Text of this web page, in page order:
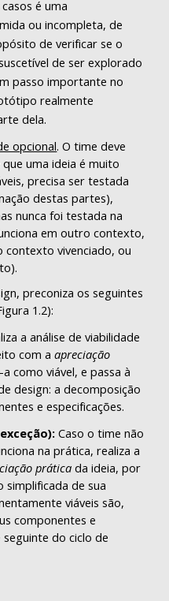
é uma
ou incompleta, de
de verificar se o
de ser explorado
passo importante no
realmente
dela.
opcional. O time deve
uma ideia é muito
precisa ser testada
destas partes),
nunca foi testada na
em outro contexto,
contexto vivenciado, ou
preconiza os seguintes
1.2):
a análise de viabilidade
com aapreciação
como viável, e passa à
design: a decomposição
e especificações.
Caso o time não
na prática, realiza a
práticada ideia, por
simplificada de sua
viáveis são,
componentes e
do ciclo de